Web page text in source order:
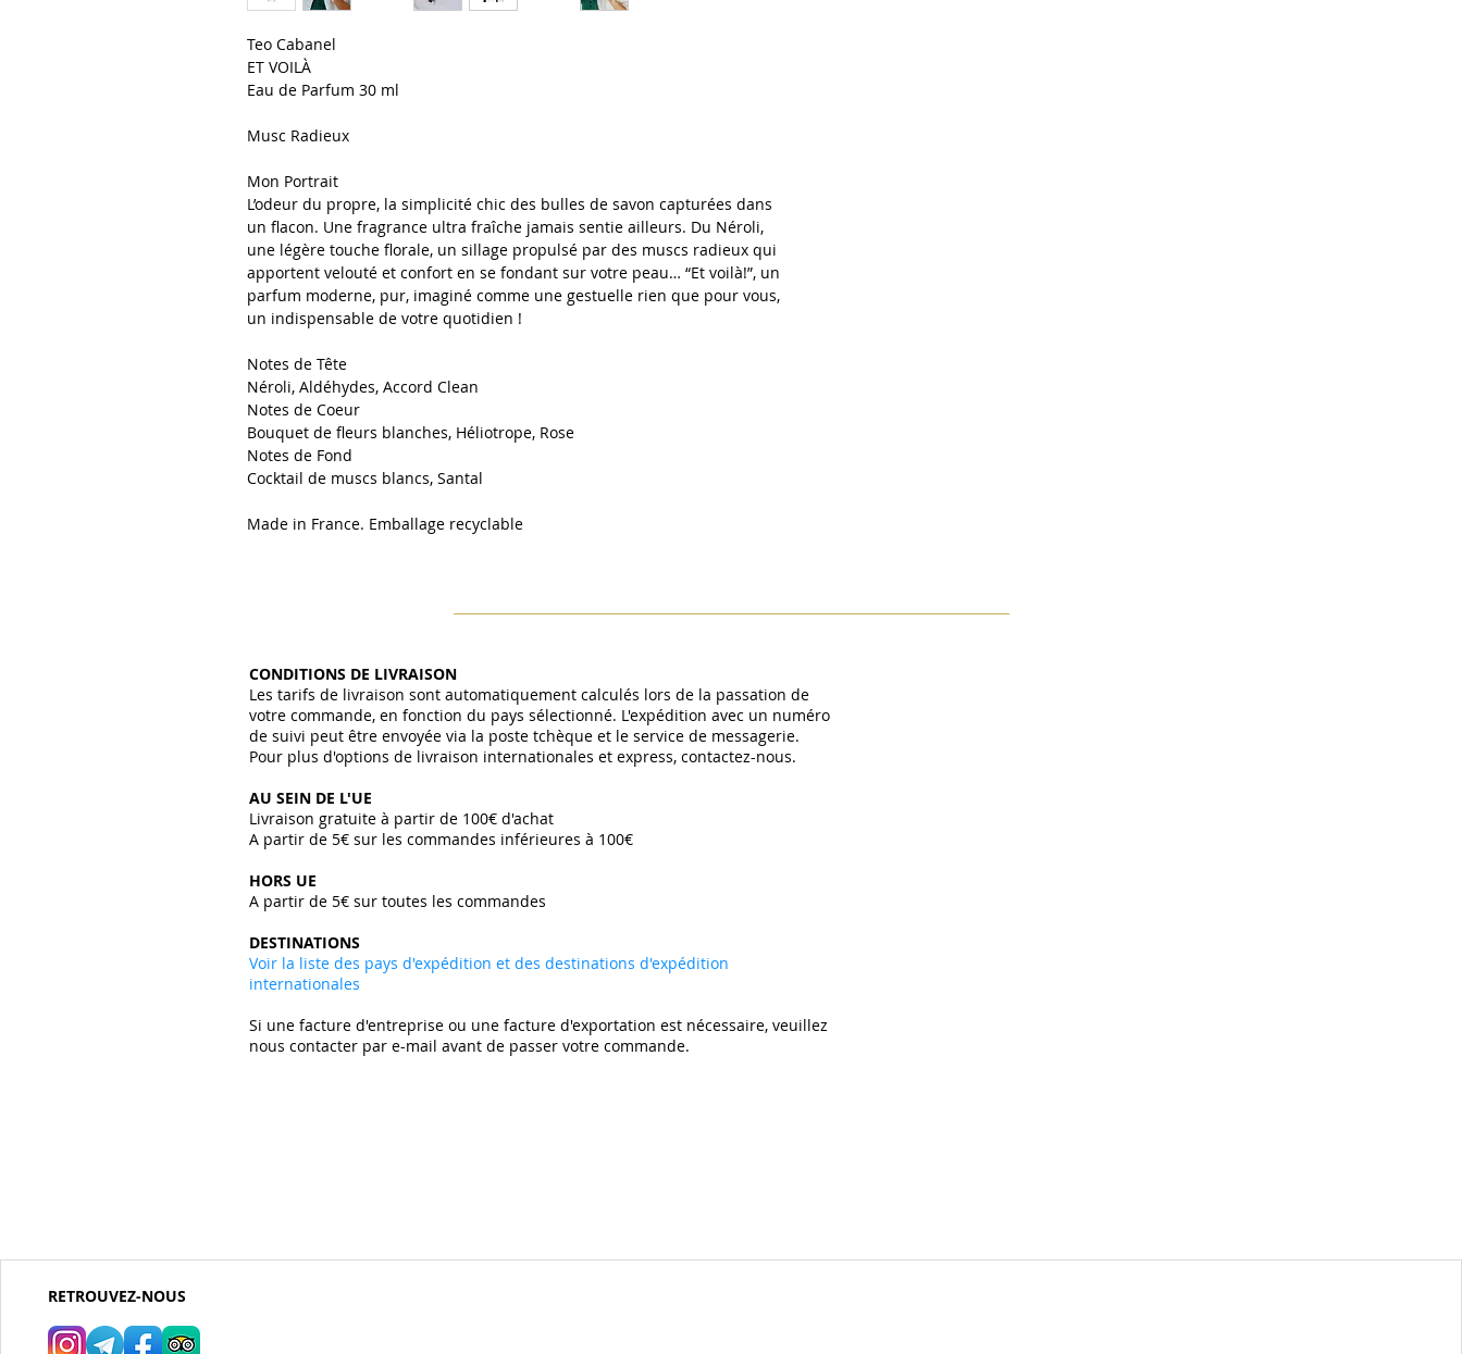
Teo Cabanel
ET VOILÀ
Eau de Parfum 30 ml
Musc Radieux
Mon Portrait
L’odeur du propre, la simplicité chic des bulles de savon capturées dans
un flacon. Une fragrance ultra fraîche jamais sentie ailleurs. Du Néroli,
une légère touche florale, un sillage propulsé par des muscs radieux qui
apportent velouté et confort en se fondant sur votre peau… “Et voilà!”, un
parfum moderne, pur, imaginé comme une gestuelle rien que pour vous,
un indispensable de votre quotidien !
Notes de Tête
Néroli, Aldéhydes, Accord Clean
Notes de Coeur
Bouquet de fleurs blanches, Héliotrope, Rose
Notes de Fond
Cocktail de muscs blancs, Santal
Made in France. Emballage recyclable
CONDITIONS DE LIVRAISON
Les tarifs de livraison sont automatiquement calculés lors de la passation de
votre commande, en fonction du pays sélectionné. L'expédition avec un numéro
de suivi peut être envoyée via la poste tchèque et le service de messagerie.
Pour plus d'options de livraison internationales et express, contactez-nous.
AU SEIN DE L'UE
Livraison gratuite à partir de 100€ d'achat
A partir de 5€ sur les commandes inférieures à 100€
HORS UE
A partir de 5€ sur toutes les commandes ​
DESTINATIONS
Voir la liste des pays d'expédition et des destinations d'expédition
internationales
Si une facture d'entreprise ou une facture d'exportation est nécessaire, veuillez
nous contacter par e-mail avant de passer votre commande.
RETROUVEZ-NOUS